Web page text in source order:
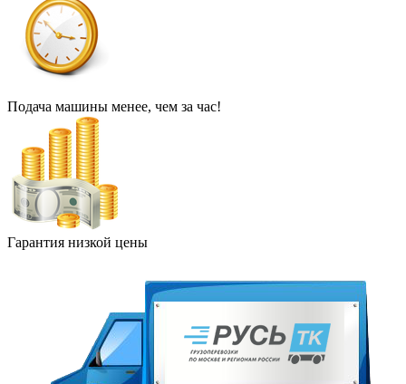
Подача машины менее, чем за час!
Гарантия низкой цены